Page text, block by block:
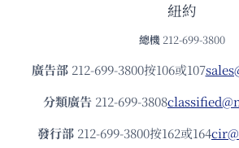
紐約
總機 212-699-3800
廣告部212-699-3800按106或107
分類廣告 212-699-3808
發⾏部 212-699-3800按162或164